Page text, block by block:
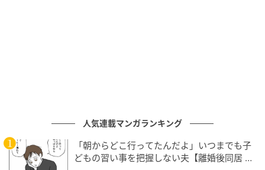
人気連載マンガランキング
「朝からどこ行ってたんだよ」いつまでも子
どもの習い事を把握しない夫【離婚後同居 Vo